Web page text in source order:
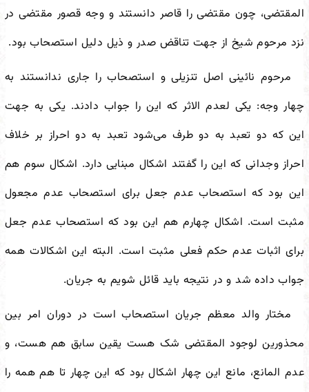
المقتضی، چون مقتضی را قاصر دانستند و وجه قصور مقتضی در
نزد مرحوم شیخ از جهت تناقض صدر و ذیل دلیل استصحاب بود.
مرحوم نائینی اصل تنزیلی و استصحاب را جاری ندانستند به
چهار وجه: یکی لعدم الاثر که این را جواب دادند. یکی به جهت
این که دو تعبد به دو طرف می‌شود تعبد به دو احراز بر خلاف
احراز وجدانی که این را گفتند اشکال مبنایی دارد. اشکال سوم هم
این بود که استصحاب عدم جعل برای استصحاب عدم مجعول
مثبت است. اشکال چهارم هم این بود که استصحاب عدم جعل
برای اثبات عدم حکم فعلی مثبت است. البته این اشکالات همه
جواب داده شد و در نتیجه باید قائل شویم به جریان.
مختار والد معظم جریان استصحاب است در دوران امر بین
محذورین لوجود المقتضی شک هست یقین سابق هم هست، و
عدم المانع، مانع این چهار اشکال بود که این چهار تا هم همه را